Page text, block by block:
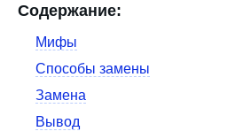
Содержание:
Мифы
Способы замены
Замена
Вывод